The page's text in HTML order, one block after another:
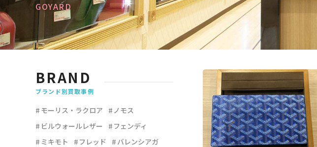
GOYARD
BRAND
ブランド別買取事例
モーリス・ラクロア
ノモス
ビルウォールレザー
フェンディ
ミキモト
フレッド
バレンシアガ